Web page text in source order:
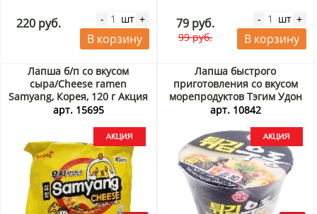
220 руб. - шт +
В корзину
79 руб.
99 руб.
- шт +
В корзину
Лапша б/п со вкусом
сыра/Cheese ramen
Samyang, Корея, 120 г Акция
арт. 15695
Лапша быстрого
приготовления со вкусом
морепродуктов Тэгим Удон
Ottogi, Корея, 110 г Акция
арт. 10842